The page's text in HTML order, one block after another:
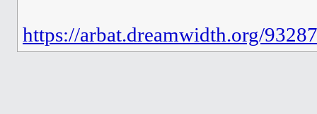
https://arbat.dreamwidth.org/